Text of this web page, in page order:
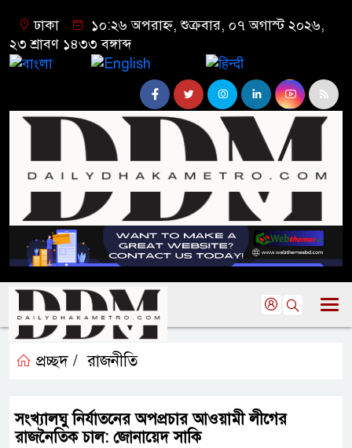
ঢাকা
১০:২৬ অপরাহ্ন, শুক্রবার, ০৭ অগাস্ট ২০২৬,
২৩ শ্রাবণ ১৪৩৩ বঙ্গাব্দ
প্রচ্ছদ / রাজনীতি
সংখ্যালঘু নির্যাতনের অপপ্রচার আওয়ামী লীগের
রাজনৈতিক চাল: জোনায়েদ সাকি